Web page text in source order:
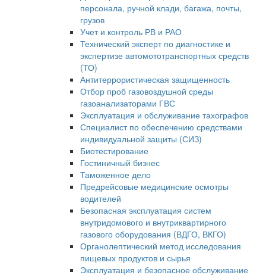
персонала, ручной клади, багажа, почты,
грузов
Учет и контроль РВ и РАО
Технический эксперт по диагностике и
экспертизе автомототранспортных средств
(ТО)
Антитеррористическая защищенность
Отбор проб газовоздушной среды
газоанализаторами ГВС
Эксплуатация и обслуживание тахографов
Специалист по обеспечению средствами
индивидуальной защиты (СИЗ)
Биотестирование
Гостиничный бизнес
Таможенное дело
Предрейсовые медицинские осмотры
водителей
Безопасная эксплуатация систем
внутридомового и внутриквартирного
газового оборудования (ВДГО, ВКГО)
Органолептический метод исследования
пищевых продуктов и сырья
Эксплуатация и безопасное обслуживание